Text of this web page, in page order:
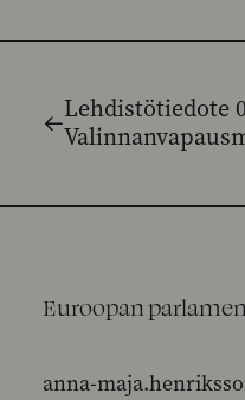
Lehdistötiedote
Euroopan
anna-